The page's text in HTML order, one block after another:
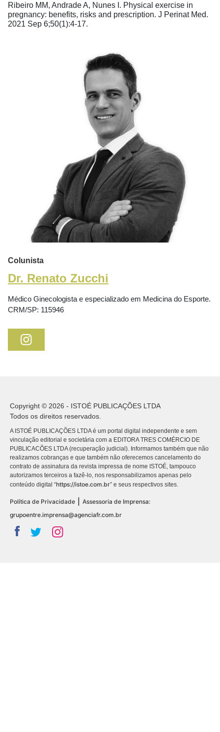
Colunista
Dr. Renato Zucchi
Médico Ginecologista e especializado em Medicina do Esporte.
CRM/SP: 115946
Ribeiro MM, Andrade A, Nunes I. Physical exercise in
pregnancy: benefits, risks and prescription. J Perinat Med.
2021 Sep 6;50(1):4-17.
Copyright © 2026 - ISTOÉ PUBLICAÇÕES LTDA
Todos os direitos reservados.
A ISTOÉ PUBLICAÇÕES LTDA é um portal digital independente e sem
vinculação editorial e societária com a EDITORA TRES COMÉRCIO DE
PUBLICACÕES LTDA (recuperação judicial). Informamos também que não
realizamos cobranças e que também não oferecemos cancelamento do
contrato de assinatura da revista impressa de nome ISTOÉ, tampouco
autorizamos terceiros a fazê-lo, nos responsabilizamos apenas pelo
conteúdo digital “https://istoe.com.br” e seus respectivos sites.
Política de Privacidade | Assessoria de Imprensa:
grupoentre.imprensa@agenciafr.com.br